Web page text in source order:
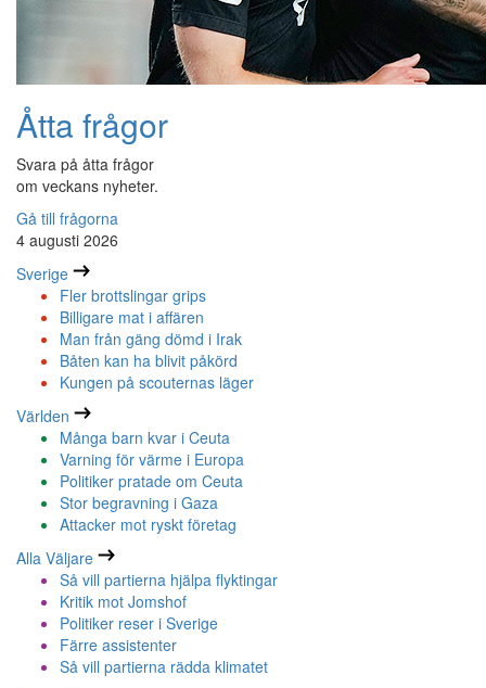
Åtta frågor
Svara på åtta frågor
om veckans nyheter.
Gå till frågorna
4 augusti 2026
Sverige
Fler brottslingar grips
Billigare mat i affären
Man från gäng dömd i Irak
Båten kan ha blivit påkörd
Kungen på scouternas läger
Världen
Många barn kvar i Ceuta
Varning för värme i Europa
Politiker pratade om Ceuta
Stor begravning i Gaza
Attacker mot ryskt företag
Alla Väljare
Så vill partierna hjälpa flyktingar
Kritik mot Jomshof
Politiker reser i Sverige
Färre assistenter
Så vill partierna rädda klimatet